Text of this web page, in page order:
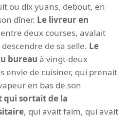
ou dix yuans, debout, en
dîner. Le livreur en
deux courses, avalait
de sa selle. Le
bureau à vingt-deux
envie de cuisiner, qui prenait
en bas de son
qui sortait de la
, qui avait faim, qui avait